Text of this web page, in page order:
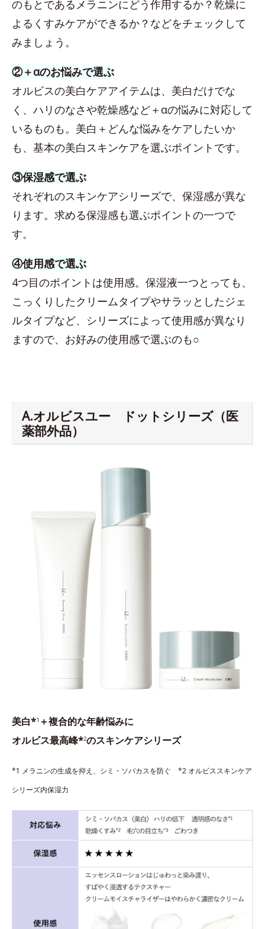
のもとであるメラニンにどう作用するか？乾燥に
よるくすみケアができるか？などをチェックして
みましょう。
②＋αのお悩みで選ぶ
オルビスの美白ケアアイテムは、美白だけでな
く、ハリのなさや乾燥感など＋αの悩みに対応して
いるものも。美白＋どんな悩みをケアしたいか
も、基本の美白スキンケアを選ぶポイントです。
③保湿感で選ぶ
それぞれのスキンケアシリーズで、保湿感が異な
ります。求める保湿感も選ぶポイントの一つで
す。
④使用感で選ぶ
4つ目のポイントは使用感。保湿液一つとっても、
こっくりしたクリームタイプやサラッとしたジェ
ルタイプなど、シリーズによって使用感が異なり
ますので、お好みの使用感で選ぶのも○
A.オルビスユー ドットシリーズ（医
薬部外品）
美白*1 ＋複合的な年齢悩みに
オルビス最高峰*2のスキンケアシリーズ
*1 メラニンの生成を抑え、シミ・ソバカスを防ぐ *2 オルビススキンケア
シリーズ内保湿力